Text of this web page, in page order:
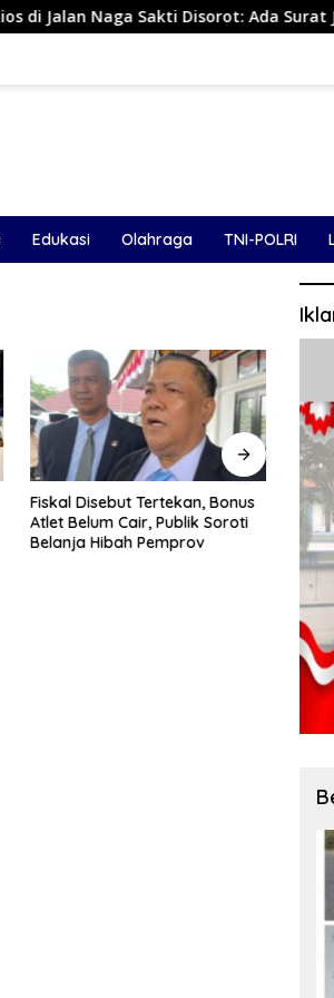
Disorot: Ada Surat Janji Hentikan
Edukasi Olahraga TNI-POLRI
Fiskal Disebut Tertekan, Bonus
Atlet Belum Cair, Publik Soroti
Belanja Hibah Pemprov
Jadi